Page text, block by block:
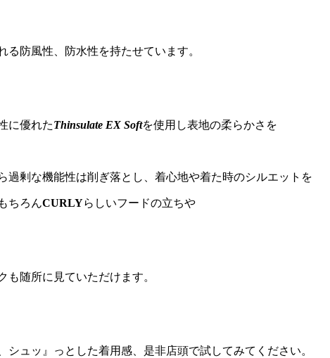
る防風性、防水性を持たせています。
に優れたThinsulate EX Softを使用し表地の柔らかさを
過剰な機能性は削ぎ落とし、着心地や着た時のシルエットを
ちろんCURLYらしいフードの立ちや
も随所に見ていただけます。
シュッ』っとした着用感、是非店頭で試してみてください。